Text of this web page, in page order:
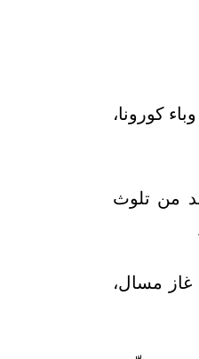
كورونا،
من تلوث
مسال،